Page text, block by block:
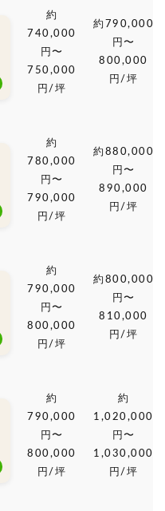
約
740,000
円〜
750,000
円/坪
約790,000
円〜
800,000
円/坪
約
780,000
円〜
790,000
円/坪
約880,000
円〜
890,000
円/坪
約
790,000
円〜
800,000
円/坪
約800,000
円〜
810,000
円/坪
約
790,000
円〜
800,000
円/坪
約
1,020,000
円〜
1,030,000
円/坪